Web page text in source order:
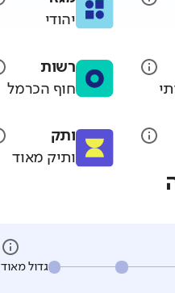
יהודי
רשות
חוף הכרמל
ותק
ותיק מאוד
גדול מאוד